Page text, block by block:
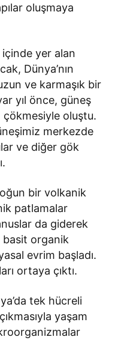
oluşmaya
yer alan
Dünya’nın
ve karmaşık bir
yıl önce, güneş
oluştu.
merkezde
ve diğer gök
bir volkanik
patlamalar
da giderek
basit organik
evrim başladı.
ortaya çıktı.
tek hücreli
yaşam